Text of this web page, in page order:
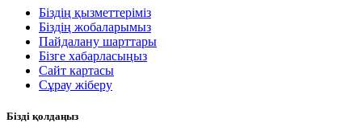
Біздің қызметтеріміз
Біздің жобаларымыз
Пайдалану шарттары
Бізге хабарласыңыз
Сайт картасы
Сұрау жіберу
Бізді қолдаңыз